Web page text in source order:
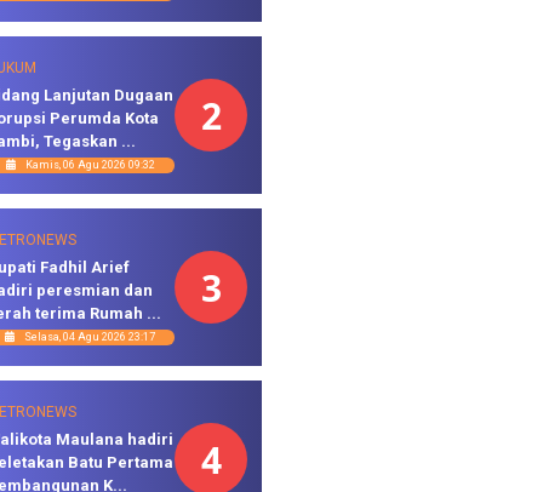
Lanjutan Dugaan
Perumda Kota
Tegaskan ...
Kamis, 06 Agu 2026 09:32
2
Fadhil Arief
peresmian dan
terima Rumah ...
Selasa, 04 Agu 2026 23:17
3
Maulana hadiri
Batu Pertama
K...
4